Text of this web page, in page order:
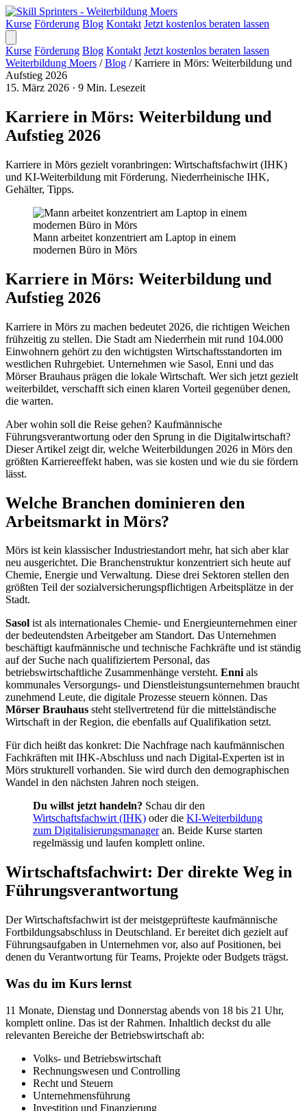
Kurse Förderung Blog Kontakt Jetzt kostenlos beraten lassen
Kurse Förderung Blog Kontakt Jetzt kostenlos beraten lassen
Weiterbildung Moers / Blog / Karriere in Mörs: Weiterbildung und
Aufstieg 2026
15. März 2026 · 9 Min. Lesezeit
Karriere in Mörs: Weiterbildung und
Aufstieg 2026
Karriere in Mörs gezielt voranbringen: Wirtschaftsfachwirt (IHK)
und KI-Weiterbildung mit Förderung. Niederrheinische IHK,
Gehälter, Tipps.
Mann arbeitet konzentriert am Laptop in einem
modernen Büro in Mörs
Karriere in Mörs: Weiterbildung und
Aufstieg 2026
Karriere in Mörs zu machen bedeutet 2026, die richtigen Weichen
frühzeitig zu stellen. Die Stadt am Niederrhein mit rund 104.000
Einwohnern gehört zu den wichtigsten Wirtschaftsstandorten im
westlichen Ruhrgebiet. Unternehmen wie Sasol, Enni und das
Mörser Brauhaus prägen die lokale Wirtschaft. Wer sich jetzt gezielt
weiterbildet, verschafft sich einen klaren Vorteil gegenüber denen,
die warten.
Aber wohin soll die Reise gehen? Kaufmännische
Führungsverantwortung oder den Sprung in die Digitalwirtschaft?
Dieser Artikel zeigt dir, welche Weiterbildungen 2026 in Mörs den
größten Karriereeffekt haben, was sie kosten und wie du sie fördern
lässt.
Welche Branchen dominieren den
Arbeitsmarkt in Mörs?
Mörs ist kein klassischer Industriestandort mehr, hat sich aber klar
neu ausgerichtet. Die Branchenstruktur konzentriert sich heute auf
Chemie, Energie und Verwaltung. Diese drei Sektoren stellen den
größten Teil der sozialversicherungspflichtigen Arbeitsplätze in der
Stadt.
Sasol ist als internationales Chemie- und Energieunternehmen einer
der bedeutendsten Arbeitgeber am Standort. Das Unternehmen
beschäftigt kaufmännische und technische Fachkräfte und ist ständig
auf der Suche nach qualifiziertem Personal, das
betriebswirtschaftliche Zusammenhänge versteht. Ennials
kommunales Versorgungs- und Dienstleistungsunternehmen braucht
zunehmend Leute, die digitale Prozesse steuern können. Das
Mörser Brauhaus steht stellvertretend für die mittelständische
Wirtschaft in der Region, die ebenfalls auf Qualifikation setzt.
Für dich heißt das konkret: Die Nachfrage nach kaufmännischen
Fachkräften mit IHK-Abschluss und nach Digital-Experten ist in
Mörs strukturell vorhanden. Sie wird durch den demographischen
Wandel in den nächsten Jahren noch steigen.
Du willst jetzt handeln? Schau dir den
Wirtschaftsfachwirt (IHK) oder die KI-Weiterbildung
zum Digitalisierungsmanageran. Beide Kurse starten
regelmässig und laufen komplett online.
Wirtschaftsfachwirt: Der direkte Weg in
Führungsverantwortung
Der Wirtschaftsfachwirt ist der meistgeprüfteste kaufmännische
Fortbildungsabschluss in Deutschland. Er bereitet dich gezielt auf
Führungsaufgaben in Unternehmen vor, also auf Positionen, bei
denen du Verantwortung für Teams, Projekte oder Budgets trägst.
Was du im Kurs lernst
11 Monate, Dienstag und Donnerstag abends von 18 bis 21 Uhr,
komplett online. Das ist der Rahmen. Inhaltlich deckst du alle
relevanten Bereiche der Betriebswirtschaft ab:
Volks- und Betriebswirtschaft
Rechnungswesen und Controlling
Recht und Steuern
Unternehmensführung
Investition und Finanzierung